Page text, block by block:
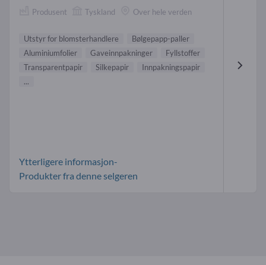
Produsent Tyskland Over hele verden
Utstyr for blomsterhandlere
Bølgepapp-paller
Aluminiumfolier
Gaveinnpakninger
Fyllstoffer
Transparentpapir
Silkepapir
Innpakningspapir
...
Ytterligere informasjon-
Produkter fra denne selgeren